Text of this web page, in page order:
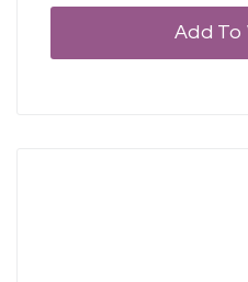
Add To